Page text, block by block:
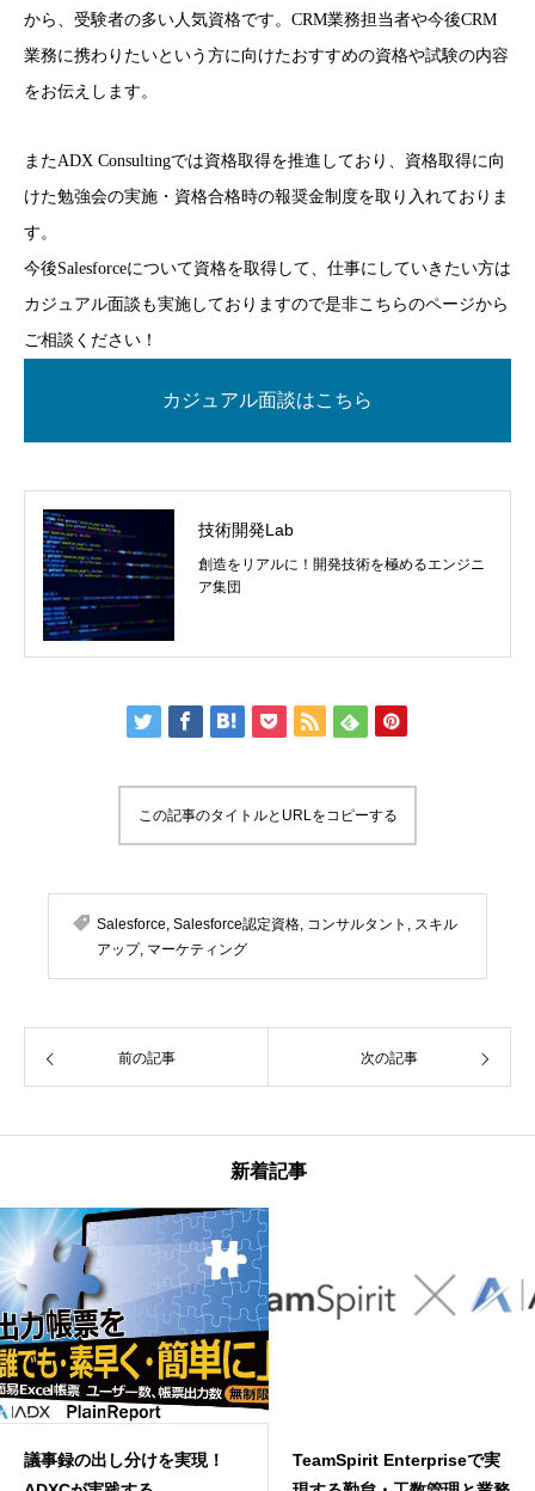
から、受験者の多い人気資格です。CRM業務担当者や今後CRM
業務に携わりたいという方に向けたおすすめの資格や試験の内容
をお伝えします。
またADX Consultingでは資格取得を推進しており、資格取得に向
けた勉強会の実施・資格合格時の報奨金制度を取り入れておりま
す。
今後Salesforceについて資格を取得して、仕事にしていきたい方は
カジュアル面談も実施しておりますので是非こちらのページから
ご相談ください！
カジュアル面談はこちら
技術開発Lab
創造をリアルに！開発技術を極めるエンジニ
ア集団
この記事のタイトルとURLをコピーする
Salesforce, Salesforce認定資格, コンサルタント , スキル
アップ, マーケティング
前の記事 次の記事
新着記事
議事録の出し分けを実現！
TeamSpirit Enterpriseで実